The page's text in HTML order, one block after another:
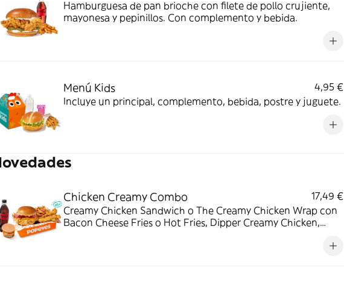
Hamburguesa de pan brioche con filete de pollo crujiente,
mayonesa y pepinillos. Con complemento y bebida.
Menú Kids
4,95 €
Incluye un principal, complemento, bebida, postre y juguete.
Chicken Creamy Combo
17,49 €
Creamy Chicken Sandwich o The Creamy Chicken Wrap con
Bacon Cheese Fries o Hot Fries, Dipper Creamy Chicken,